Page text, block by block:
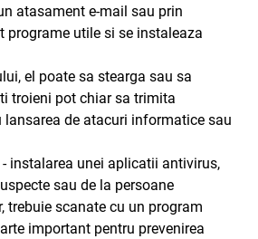
atasament e-mail sau prin
programe utile si se instaleaza
el poate sa stearga sau sa
troieni pot chiar sa trimita
de atacuri informatice sau
instalarea unei aplicatii antivirus,
sau de la persoane
trebuie scanate cu un program
important pentru prevenirea